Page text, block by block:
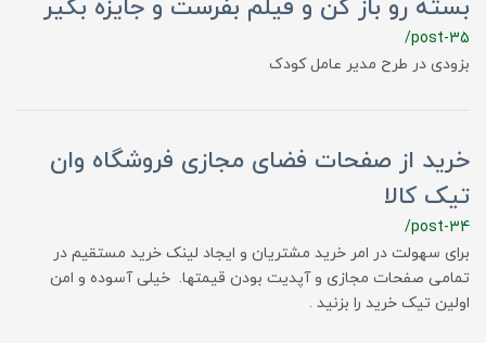
بسته رو باز کن و فیلم بفرست و جایزه بگیر
/post-35
بزودی در طرح مدیر عامل کودک
خرید از صفحات فضای مجازی فروشگاه وان
تیک کالا
/post-34
برای سهولت در امر خرید مشتریان و ایجاد لینک خرید مستقیم در
تمامی صفحات مجازی و آپدیت بودن قیمتها. خیلی آسوده و امن
اولین تیک خرید را بزنید .